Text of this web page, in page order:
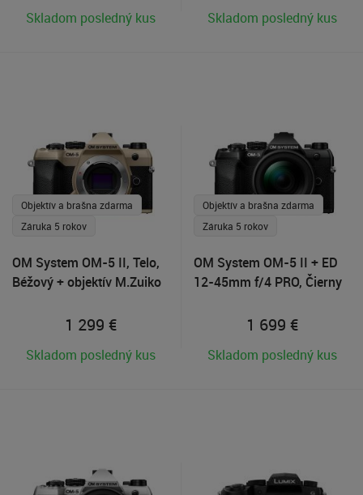
Skladom posledný kus Skladom posledný kus
Objektív a brašna zdarma
Záruka 5 rokov
OM System OM-5 II, Telo,
Béžový + objektív M.Zuiko
1 299 €
Skladom posledný kus
Objektív a brašna zdarma
Záruka 5 rokov
OM System OM-5 II + ED
12-45mm f/4 PRO, Čierny
150mm R zdarma
1 699 €
Skladom posledný kus